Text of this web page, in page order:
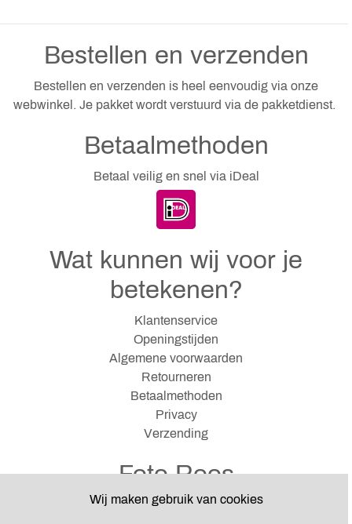
Wij maken gebruik van cookies
Bestellen en verzenden
Bestellen en verzenden is heel eenvoudig via onze
webwinkel. Je pakket wordt verstuurd via de pakketdienst.
Betaalmethoden
Betaal veilig en snel via iDeal
Wat kunnen wij voor je
betekenen?
Klantenservice
Openingstijden
Algemene voorwaarden
Retourneren
Betaalmethoden
Privacy
Verzending
Foto Roos
Hazenkampseweg 12